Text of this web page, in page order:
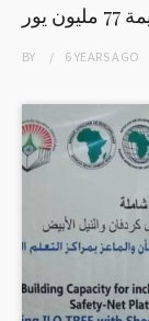
BY 6 YEARSAGO